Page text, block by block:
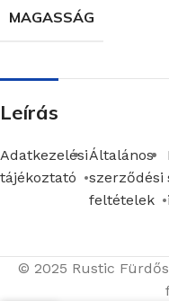
MAGASSÁG
Leírás
Adatkezelési
tájékoztató
Általános
szerződési
feltételek
© 2025 Rustic